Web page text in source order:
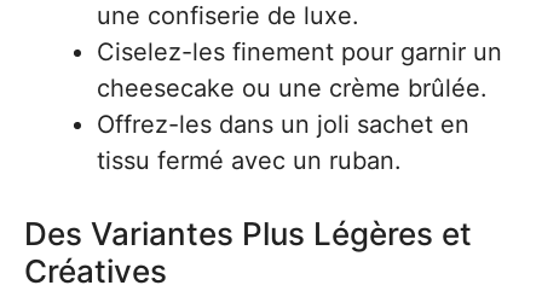
une confiserie de luxe.
Ciselez-les finement pour garnir un
cheesecake ou une crème brûlée.
Offrez-les dans un joli sachet en
tissu fermé avec un ruban.
Des Variantes Plus Légères et
Créatives